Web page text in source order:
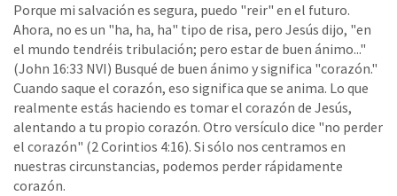
Porque mi salvación es segura, puedo "reir" en el futuro.
Ahora, no es un "ha, ha, ha" tipo de risa, pero Jesús dijo, "en
el mundo tendréis tribulación; pero estar de buen ánimo..."
(John 16:33 NVI) Busqué de buen ánimo y significa "corazón."
Cuando saque el corazón, eso significa que se anima. Lo que
realmente estás haciendo es tomar el corazón de Jesús,
alentando a tu propio corazón. Otro versículo dice "no perder
el corazón" (2 Corintios 4:16). Si sólo nos centramos en
nuestras circunstancias, podemos perder rápidamente
corazón.